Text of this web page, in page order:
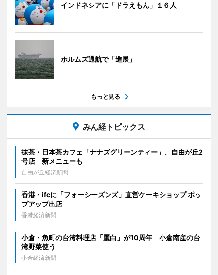
インドネシアに「ドラえもん」１６人
ホルムズ通航で「進展」
もっと見る
みん経トピックス
抹茶・日本茶カフェ「ナナズグリーンティー」、自由が丘2
号店 新メニューも
自由が丘経済新聞
香港・ifcに「フォーシーズンズ」直営ケーキショップ ポッ
プアップ出店
香港経済新聞
小倉・魚町の台湾料理店「麗白」が10周年 小倉南産の台
湾野菜使う
小倉経済新聞